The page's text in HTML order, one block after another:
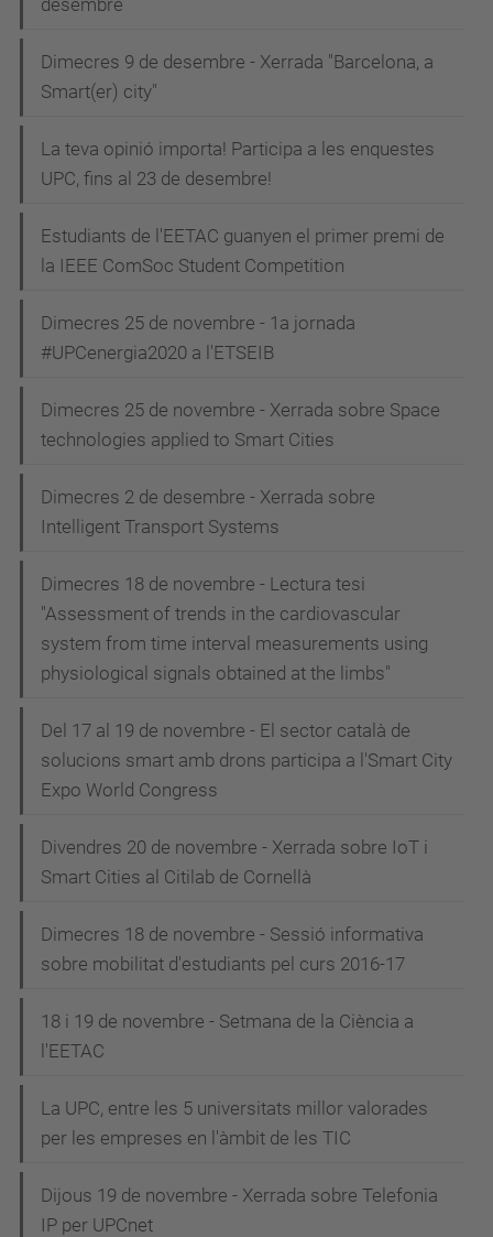
desembre
Dimecres 9 de desembre - Xerrada "Barcelona, a
Smart(er) city"
La teva opinió importa! Participa a les enquestes
UPC, fins al 23 de desembre!
Estudiants de l'EETAC guanyen el primer premi de
la IEEE ComSoc Student Competition
Dimecres 25 de novembre - 1a jornada
#UPCenergia2020 a l'ETSEIB
Dimecres 25 de novembre - Xerrada sobre Space
technologies applied to Smart Cities
Dimecres 2 de desembre - Xerrada sobre
Intelligent Transport Systems
Dimecres 18 de novembre - Lectura tesi
"Assessment of trends in the cardiovascular
system from time interval measurements using
physiological signals obtained at the limbs"
Del 17 al 19 de novembre - El sector català de
solucions smart amb drons participa a l'Smart City
Expo World Congress
Divendres 20 de novembre - Xerrada sobre IoT i
Smart Cities al Citilab de Cornellà
Dimecres 18 de novembre - Sessió informativa
sobre mobilitat d'estudiants pel curs 2016-17
18 i 19 de novembre - Setmana de la Ciència a
l'EETAC
La UPC, entre les 5 universitats millor valorades
per les empreses en l'àmbit de les TIC
Dijous 19 de novembre - Xerrada sobre Telefonia
IP per UPCnet